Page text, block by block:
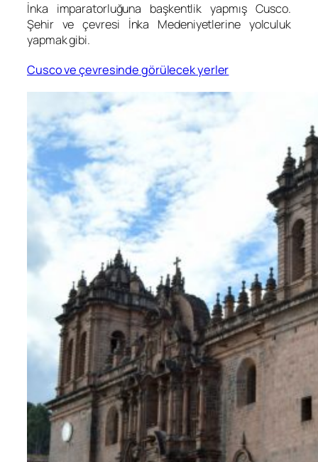
İnka imparatorluğuna başkentlik yapmış Cusco.
Şehir ve çevresi İnka Medeniyetlerine yolculuk
yapmak gibi.
Cusco ve çevresinde görülecek yerler